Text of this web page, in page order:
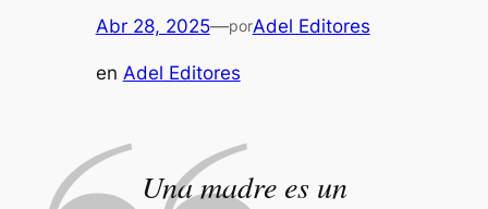
Abr 28, 2025—porAdel Editores
en Adel Editores
Una madre es un